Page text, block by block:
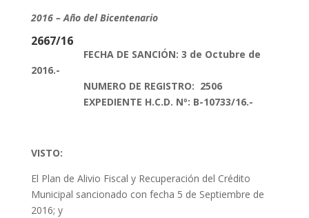
2016 – Año del Bicentenario
2667/16
FECHA DE SANCIÓN: 3 de Octubre de
2016.-
NUMERO DE REGISTRO: 2506
EXPEDIENTE H.C.D. Nº: B-10733/16.-
VISTO:
El Plan de Alivio Fiscal y Recuperación del Crédito
Municipal sancionado con fecha 5 de Septiembre de
2016; y